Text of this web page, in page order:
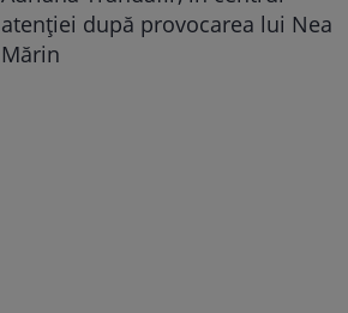
atenției după provocarea lui Nea
Mărin